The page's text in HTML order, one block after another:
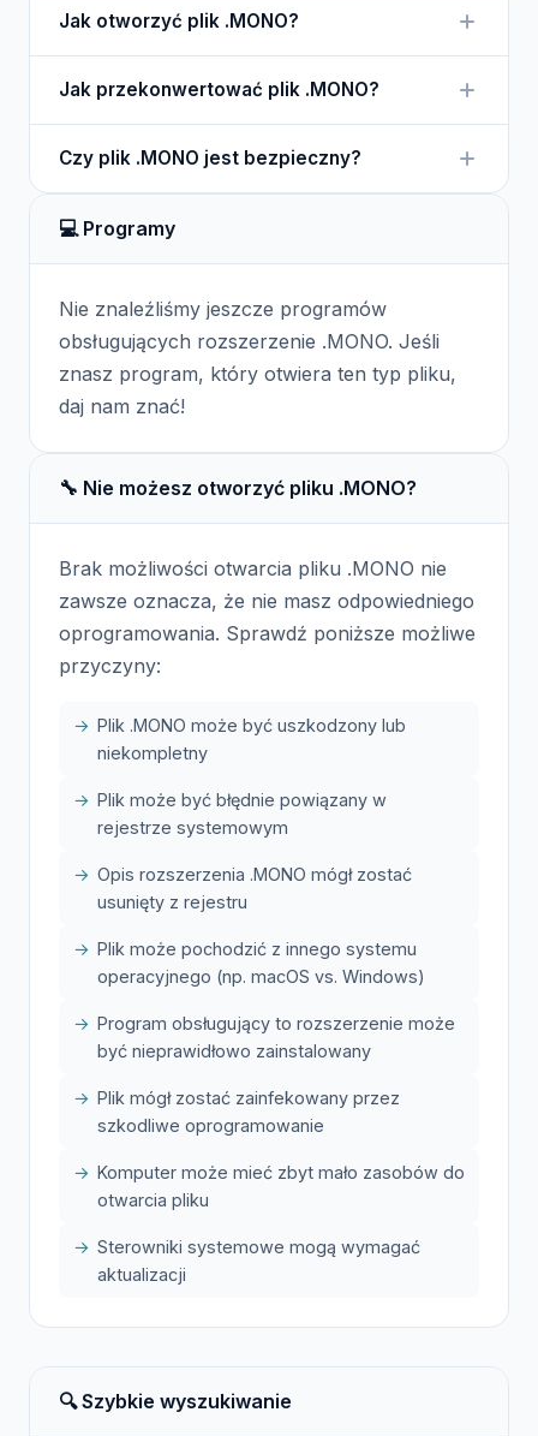
dwóch kolorach, zwykle czarnym i białym.
Jak otworzyć plik .MONO?
programach graficznych lub edytorach obrazów,
które obsługują formaty bi-level.
Jak przekonwertować plik .MONO?
oprogramowania graficznego, które obsługuje
różne formaty oraz konwersję do innych typów
obrazów.
Czy plik .MONO jest bezpieczny?
w przypadku każdego pliku, należy zachować
ostrożność przy otwieraniu ich z nieznanych źródeł.
💻 Programy
Nie znaleźliśmy jeszcze programów
obsługujących rozszerzenie .MONO. Jeśli
znasz program, który otwiera ten typ pliku,
daj nam znać!
🔧 Nie możesz otworzyć pliku .MONO?
Brak możliwości otwarcia pliku .MONO nie
zawsze oznacza, że nie masz odpowiedniego
oprogramowania. Sprawdź poniższe możliwe
przyczyny:
Plik .MONO może być uszkodzony lub
niekompletny
Plik może być błędnie powiązany w
rejestrze systemowym
Opis rozszerzenia .MONO mógł zostać
usunięty z rejestru
Plik może pochodzić z innego systemu
operacyjnego (np. macOS vs. Windows)
Program obsługujący to rozszerzenie może
być nieprawidłowo zainstalowany
Plik mógł zostać zainfekowany przez
szkodliwe oprogramowanie
Komputer może mieć zbyt mało zasobów do
otwarcia pliku
Sterowniki systemowe mogą wymagać
aktualizacji
🔍 Szybkie wyszukiwanie